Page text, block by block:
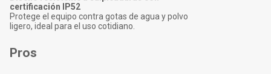
certificación IP52
Protege el equipo contra gotas de agua y polvo
ligero, ideal para el uso cotidiano.
Pros